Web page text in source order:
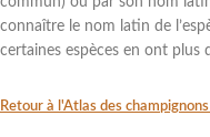
connaître le nom latin de
certaines espèces en ont plus
Retour à l'Atlas des champignons